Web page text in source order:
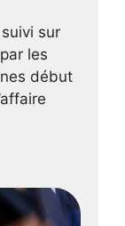
sur
les
début